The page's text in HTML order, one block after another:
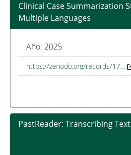
Clinical Case Summarization
Multiple Languages
Año: 2025
https://zenodo.org/records/17…
PastReader: Transcribing